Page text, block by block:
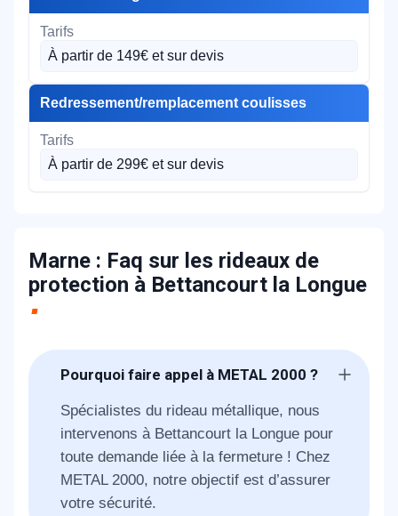
À partir de 149€ et sur devis
Redressement/remplacement coulisses
À partir de 299€ et sur devis
Marne : Faq sur les rideaux de
protection à Bettancourt la Longue
Pourquoi faire appel à METAL 2000 ?
Spécialistes du rideau métallique, nous
intervenons à Bettancourt la Longue pour
toute demande liée à la fermeture ! Chez
METAL 2000, notre objectif est d’assurer
votre sécurité.